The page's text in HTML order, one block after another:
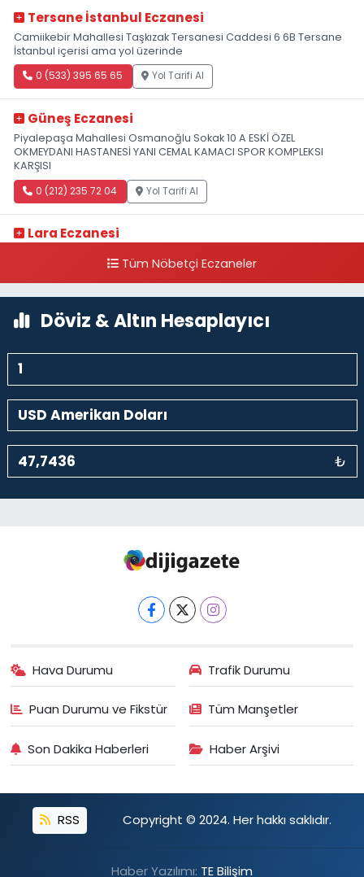
Tersane İstanbul Eczanesi
Camiikebir Mahallesi Taşkızak Tersanesi Caddesi 6 6B Tersane
İstanbul içerisi ama yol üzerinde
0 (533) 395 65 65 Yol Tarifi Al
Güneş Eczanesi
Piyalepaşa Mahallesi Osmanoğlu Sokak 10 A ESKİ ÖZEL
OKMEYDANI HASTANESİ YANI CEMAL KAMACI SPOR KOMPLEKSI
KARŞISI
0 (212) 235 72 04 Yol Tarifi Al
Lara Eczanesi
HASTANESİ KARŞISI
Tüm Nöbetçi Eczaneler
Döviz & Altın Hesaplayıcı
₺
Hava Durumu Trafik Durumu
Puan Durumu ve Fikstür Tüm Manşetler
Son Dakika Haberleri Haber Arşivi
RSS Copyright © 2024. Her hakkı saklıdır.
Haber Yazılımı: TE Bilişim